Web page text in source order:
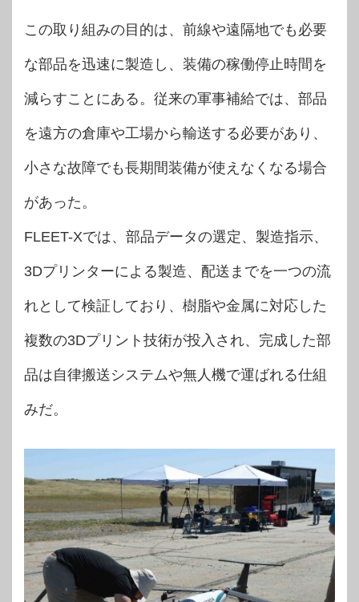
この取り組みの目的は、前線や遠隔地でも必要
な部品を迅速に製造し、装備の稼働停止時間を
減らすことにある。従来の軍事補給では、部品
を遠方の倉庫や工場から輸送する必要があり、
小さな故障でも長期間装備が使えなくなる場合
があった。
FLEET-Xでは、部品データの選定、製造指示、
3Dプリンターによる製造、配送までを一つの流
れとして検証しており、樹脂や金属に対応した
複数の3Dプリント技術が投入され、完成した部
品は自律搬送システムや無人機で運ばれる仕組
みだ。